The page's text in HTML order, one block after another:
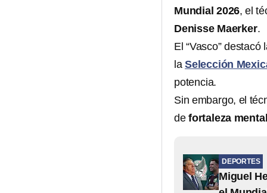
Mundial 2026, el
Denisse Maerker.
El “Vasco” destacó
la Selección
potencia.
Sin embargo, el
de fortaleza mental
DEPORTES
Miguel